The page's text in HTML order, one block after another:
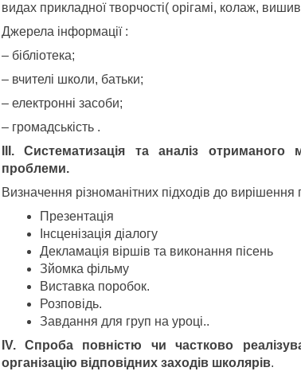
видах прикладної творчості( орігамі, колаж,
Джерела інформації :
– бібліотека;
– вчителі школи, батьки;
– електронні засоби;
– громадськість .
ІІІ. Систематизація та аналіз отриманого
проблеми.
Визначення різноманітних підходів до
Презентація
Інсценізація діалогу
Декламація віршів та виконання пісень
Зйомка фільму
Виставка поробок.
Розповідь.
Завдання для груп на уроці..
IV. Спроба повністю чи частково
організацію відповідних заходів школярів.